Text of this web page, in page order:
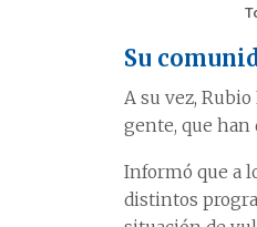
Su
A su vez,
gente, que han
Informó que a
distintos